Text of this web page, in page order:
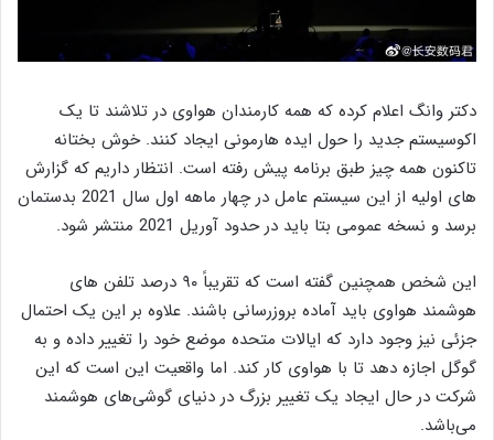
دکتر وانگ اعلام کرده که همه کارمندان هواوی در تلاشند تا یک
اکوسیستم جدید را حول ایده هارمونی ایجاد کنند. خوش بختانه
تاکنون همه چیز طبق برنامه پیش رفته است. انتظار داریم که گزارش
های اولیه از این سیستم عامل در چهار ماهه اول سال 2021 بدستمان
برسد و نسخه عمومی بتا باید در حدود آوریل 2021 منتشر شود.
این شخص همچنین گفته است که تقریباً ۹۰ درصد تلفن های
هوشمند هواوی باید آماده بروزرسانی باشند. علاوه بر این یک احتمال
جزئی نیز وجود دارد که ایالات متحده موضع خود را تغییر داده و به
گوگل اجازه دهد تا با هواوی کار کند. اما واقعیت این است که این
شرکت در حال ایجاد یک تغییر بزرگ در دنیای گوشی‌های هوشمند
می‌باشد.